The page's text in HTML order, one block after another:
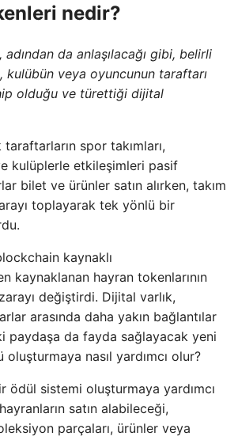
nedir?
da anlaşılacağı gibi, belirli
kulübün veya oyuncunun taraftarı
olduğu ve türettiği dijital
spor takımları,
kulüplerle etkileşimleri pasif
bilet ve ürünler satın alırken, takım
toplayarak tek yönlü bir
kaynaklı
kaynaklanan hayran tokenlarının
değiştirdi. Dijital varlık,
arasında daha yakın bağlantılar
paydaşa da fayda sağlayacak yeni
nasıl yardımcı olur?
ödül sistemi oluşturmaya yardımcı
satın alabileceği,
parçaları, ürünler veya